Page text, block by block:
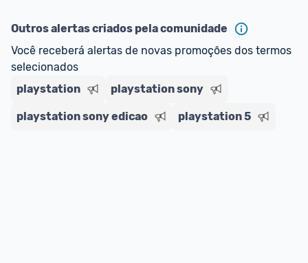
Outros alertas criados pela comunidade
Você receberá alertas de novas promoções dos termos
selecionados
playstation
playstation sony
playstation sony edicao playstation 5